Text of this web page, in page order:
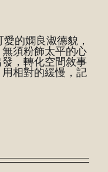
的嫻良淑德貌，
須粉飾太平的心
，轉化空間敘事
相對的緩慢，記